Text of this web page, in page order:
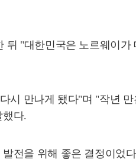
"대한민국은 노르웨이
시 만나게 됐다"며 "작년
했다.
전을 위해 좋은 결정이